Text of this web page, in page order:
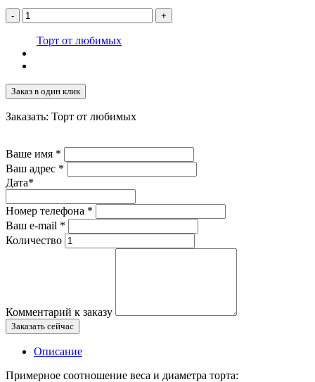
- +
Торт от любимых
Заказ в один клик
Заказать: Торт от любимых
Ваше имя *
Ваш адрес *
Дата*
Номер телефона *
Ваш e-mail *
Количество
Комментарий к заказу
Заказать сейчас
Описание
Примерное соотношение веса и диаметра торта: